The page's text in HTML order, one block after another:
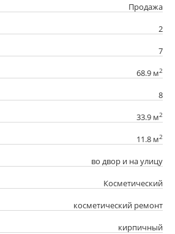
Продажа
2
7
68.9 м2
8
33.9 м2
11.8 м2
во двор и на улицу
Косметический
косметический ремонт
кирпичный